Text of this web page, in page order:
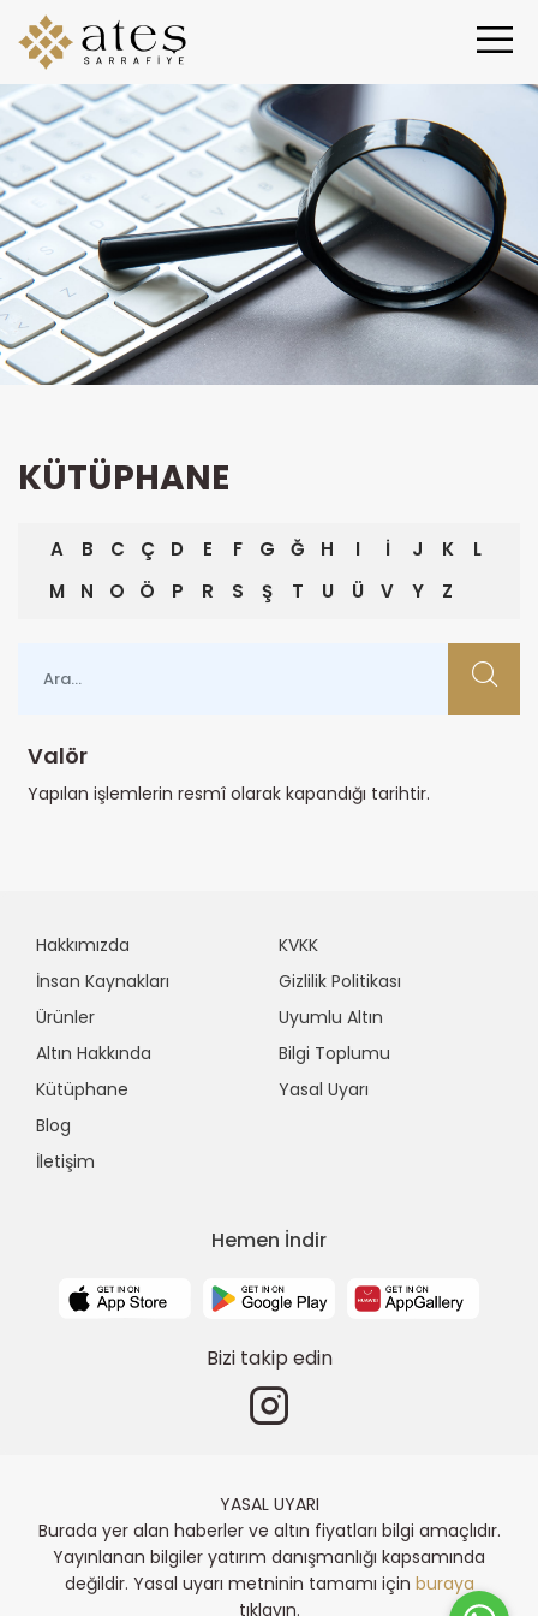
KÜTÜPHANE
A B C Ç D E F G Ğ H I İ J K
L
M
N O Ö P R S Ş T U Ü V Y Z
Valör
Yapılan işlemlerin resmî olarak kapandığı tarihtir.
Hakkımızda
İnsan Kaynakları
Ürünler
Altın Hakkında
Kütüphane
Blog
İletişim
KVKK
Gizlilik Politikası
Uyumlu Altın
Bilgi Toplumu
Yasal Uyarı
Hemen İndir
Bizi takip edin
YASAL UYARI
Burada yer alan haberler ve altın fiyatları bilgi amaçlıdır.
Yayınlanan bilgiler yatırım danışmanlığı kapsamında
değildir. Yasal uyarı metninin tamamı için buraya
tıklayın.